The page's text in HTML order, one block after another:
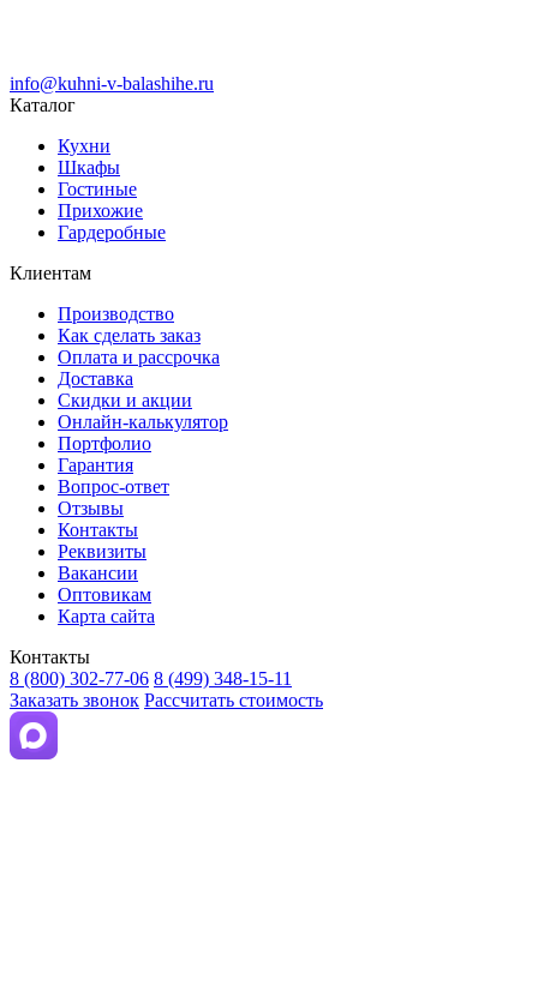
info@kuhni-v-balashihe.ru
Каталог
Кухни
Шкафы
Гостиные
Прихожие
Гардеробные
Клиентам
Производство
Как сделать заказ
Оплата и рассрочка
Доставка
Скидки и акции
Онлайн-калькулятор
Портфолио
Гарантия
Вопрос-ответ
Отзывы
Контакты
Реквизиты
Вакансии
Оптовикам
Карта сайта
Контакты
8 (800) 302-77-06 8 (499) 348-15-11
Заказать звонок Рассчитать стоимость